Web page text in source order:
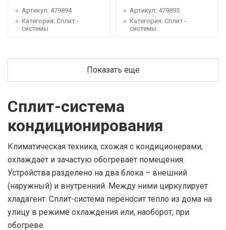
Артикул: 479894
Категория: Сплит -
системы
Артикул: 479895
Категория: Сплит -
системы
Показать еще
Сплит-система
кондиционирования
Климатическая техника, схожая с кондиционерами,
охлаждает и зачастую обогревает помещения.
Устройства разделено на два блока – внешний
(наружный) и внутренний. Между ними циркулирует
хладагент. Сплит-система переносит тепло из дома на
улицу в режиме охлаждения или, наоборот, при
обогреве.